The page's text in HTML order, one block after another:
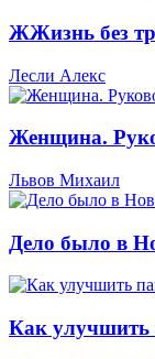
ЖЖизнь без
Лесли Алекс
Женщина.
Львов Михаил
Дело было в
Как улучшить